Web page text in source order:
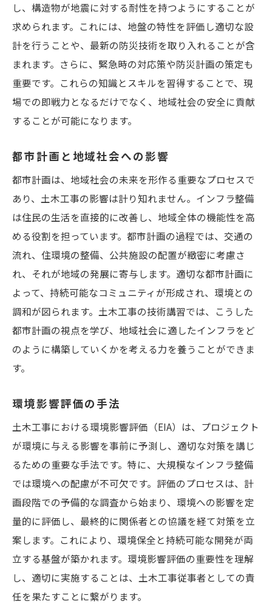
し、構造物が地震に対する耐性を持つようにすることが
求められます。これには、地盤の特性を評価し適切な設
計を行うことや、最新の防災技術を取り入れることが含
まれます。さらに、緊急時の対応策や防災計画の策定も
重要です。これらの知識とスキルを習得することで、現
場での即戦力となるだけでなく、地域社会の安全に貢献
することが可能になります。
都市計画と地域社会への影響
都市計画は、地域社会の未来を形作る重要なプロセスで
あり、土木工事の影響は計り知れません。インフラ整備
は住民の生活を直接的に改善し、地域全体の機能性を高
める役割を担っています。都市計画の過程では、交通の
流れ、住環境の整備、公共施設の配置が緻密に考慮さ
れ、それが地域の発展に寄与します。適切な都市計画に
よって、持続可能なコミュニティが形成され、環境との
調和が図られます。土木工事の技術講習では、こうした
都市計画の視点を学び、地域社会に適したインフラをど
のように構築していくかを考える力を養うことができま
す。
環境影響評価の手法
土木工事における環境影響評価（EIA）は、プロジェクト
が環境に与える影響を事前に予測し、適切な対策を講じ
るための重要な手法です。特に、大規模なインフラ整備
では環境への配慮が不可欠です。評価のプロセスは、計
画段階での予備的な調査から始まり、環境への影響を定
量的に評価し、最終的に関係者との協議を経て対策を立
案します。これにより、環境保全と持続可能な開発が両
立する基盤が築かれます。環境影響評価の重要性を理解
し、適切に実施することは、土木工事従事者としての責
任を果たすことに繋がります。